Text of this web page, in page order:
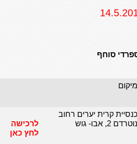
מיקום
כנסיית קרית יערים רחוב
נוטרדם 2, אבו- גוש
לרכישה
לחץ כאן